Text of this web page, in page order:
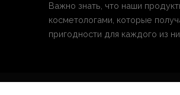
Важно знать, что наши
косметологами, которые
пригодности для каждого из